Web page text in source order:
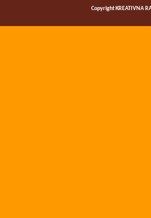
Copyright KREATIVNA